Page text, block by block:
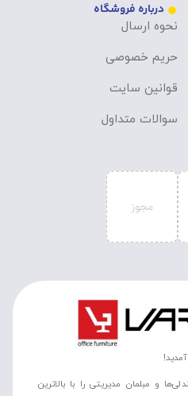
درباره فروشگاه
نحوه ارسال
حریم خصوصی
قوانین سایت
سوالات متداول
و مبلمان مدیریتی را با بالاترین